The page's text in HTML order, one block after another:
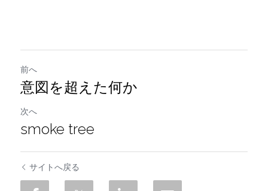
前へ
意図を超えた何か
次へ
smoke tree
サイトへ戻る